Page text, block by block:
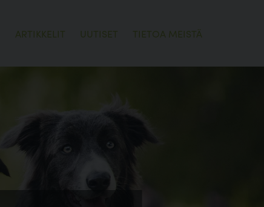
ARTIKKELIT UUTISET TIETOA MEISTÄ